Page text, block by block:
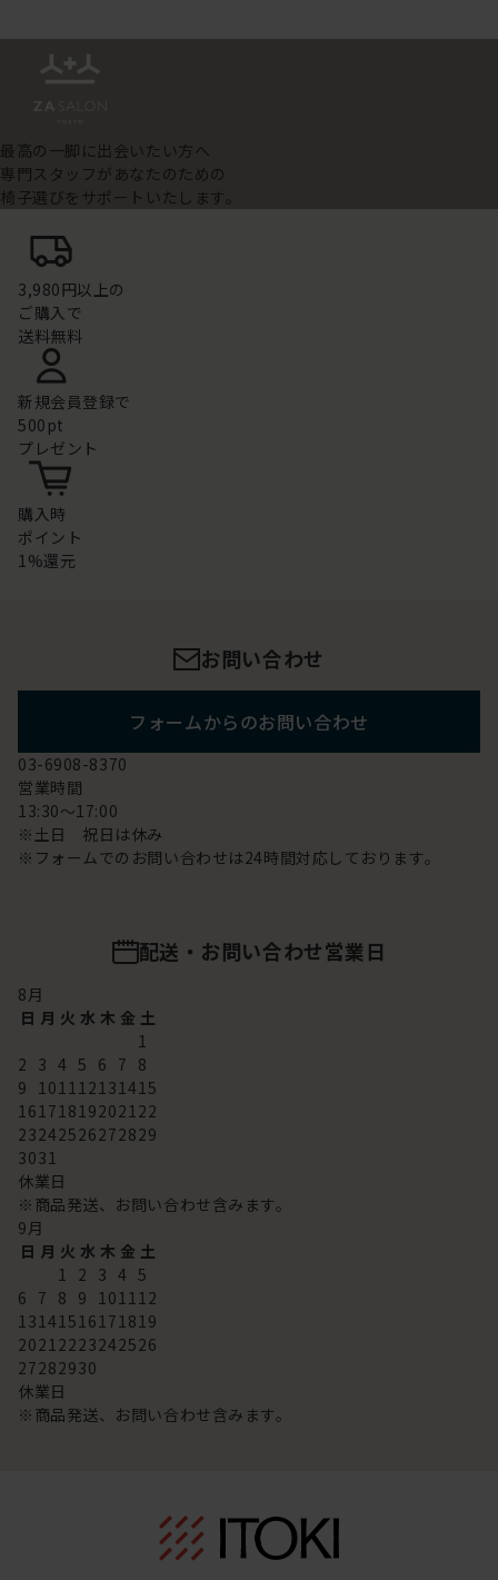
最高の一脚に出会いたい方へ
専門スタッフがあなたのための
椅子選びをサポートいたします。
3,980円以上の
ご購入で
送料無料
新規会員登録で
500pt
プレゼント
購入時
ポイント
1%還元
お問い合わせ
フォームからのお問い合わせ
03-6908-8370
営業時間
13:30～17:00
※土日 祝日は休み
※フォームでのお問い合わせは24時間対応しております。
配送・お問い合わせ営業日
8月
日 月 火 水 木 金 土
1
2 3 4 5 6 7 8
9 101112131415
16171819202122
23242526272829
3031
休業日
※商品発送、お問い合わせ含みます。
9月
日 月 火 水 木 金 土
1 2 3 4 5
6 7 8 9 101112
13141516171819
20212223242526
27282930
休業日
※商品発送、お問い合わせ含みます。